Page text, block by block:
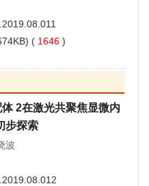
( 1646 )
2在激光共聚焦显微内
步探索
波